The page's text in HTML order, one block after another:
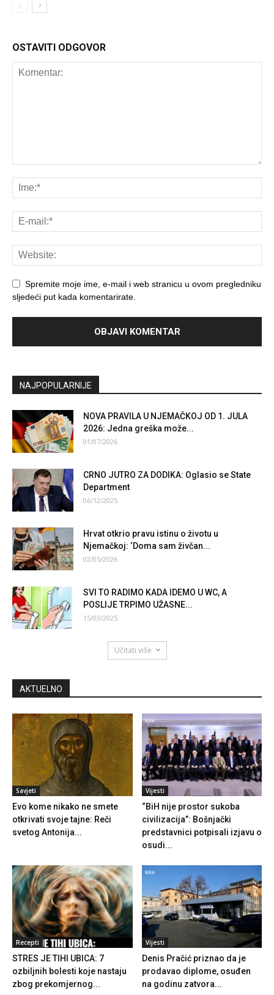
OSTAVITI ODGOVOR
Spremite moje ime, e-mail i web stranicu u ovom pregledniku
sljedeći put kada komentarirate.
NAJPOPULARNIJE
NOVA PRAVILA U NJEMAČKOJ OD 1. JULA
2026: Jedna greška može...
01/07/2026
CRNO JUTRO ZA DODIKA: Oglasio se State
Department
06/12/2025
Hrvat otkrio pravu istinu o životu u
Njemačkoj: ‘Doma sam živčan...
02/05/2026
SVI TO RADIMO KADA IDEMO U WC, A
POSLIJE TRPIMO UŽASNE...
15/03/2025
Učitati više
AKTUELNO
Savjeti
Evo kome nikako ne smete
otkrivati svoje tajne: Reči
svetog Antonija...
Vijesti
“BiH nije prostor sukoba
civilizacija”: Bošnjački
predstavnici potpisali izjavu o
osudi...
Recepti
STRES JE TIHI UBICA: 7
ozbiljnih bolesti koje nastaju
zbog prekomjernog...
Vijesti
Denis Pračić priznao da je
prodavao diplome, osuđen
na godinu zatvora...